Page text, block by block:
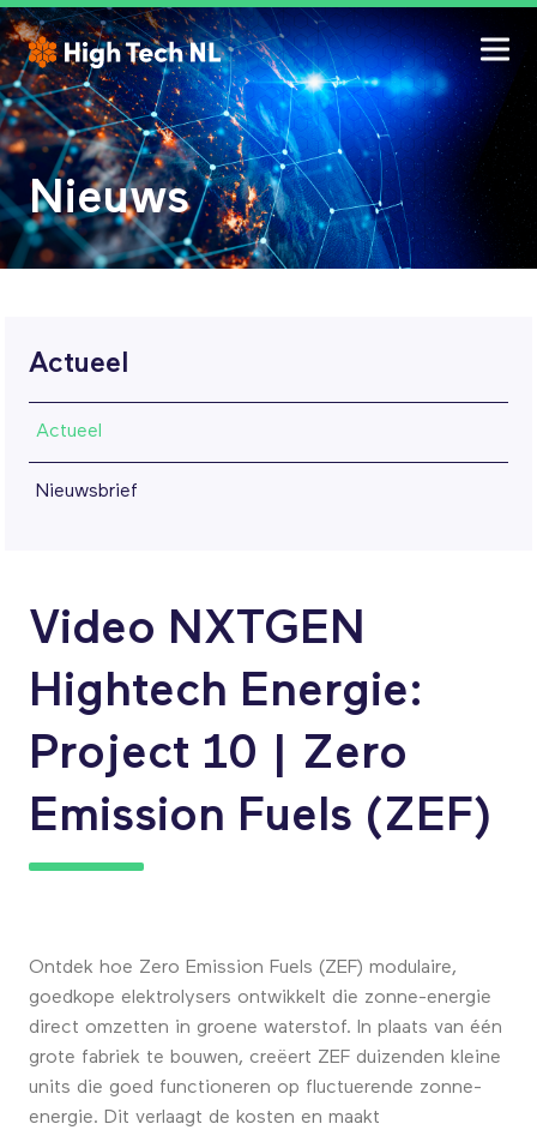
Nieuws
Actueel
Actueel
Nieuwsbrief
Video NXTGEN
Hightech Energie:
Project 10 | Zero
Emission Fuels (ZEF)
Ontdek hoe Zero Emission Fuels (ZEF) modulaire,
goedkope elektrolysers ontwikkelt die zonne-energie
direct omzetten in groene waterstof. In plaats van één
grote fabriek te bouwen, creëert ZEF duizenden kleine
units die goed functioneren op fluctuerende zonne-
energie. Dit verlaagt de kosten en maakt